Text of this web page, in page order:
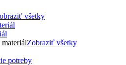
všetky
Zobraziť všetky
potreby